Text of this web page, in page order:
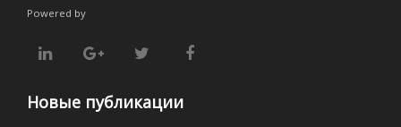
Powered by
Новые публикации